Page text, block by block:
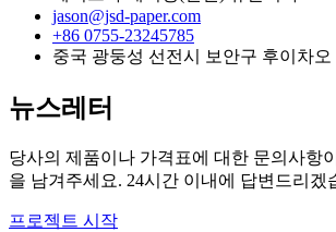
jason@jsd-paper.com
+86 0755-23245785
중국 광둥성 선전시 보안구 후이차
뉴스레터
당사의 제품이나 가격표에 대한 문의사항
을 남겨주세요. 24시간 이내에 답변드리겠
프로젝트 시작